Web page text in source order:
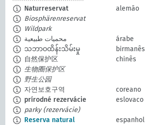
Naturreservat
alemão
Biosphärenreservat
Wildpark
محميات طبيعية
árabe
သဘာဝထိန်းသိမ်းမှု
birmanês
自然保护区
chinês
生物圈保护区
野生公园
자연보호구역
coreano
prírodné rezervácie
eslovaco
parky (rezervácie)
Reserva natural
espanhol